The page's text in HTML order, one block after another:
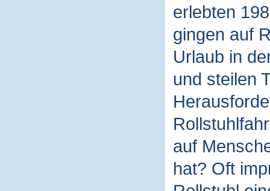
erlebten
gingen auf
Urlaub in
und steilen
auf
hat? Oft